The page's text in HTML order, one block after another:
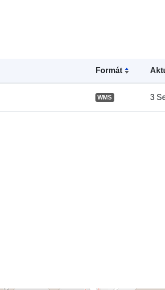
Formát
WMS 3